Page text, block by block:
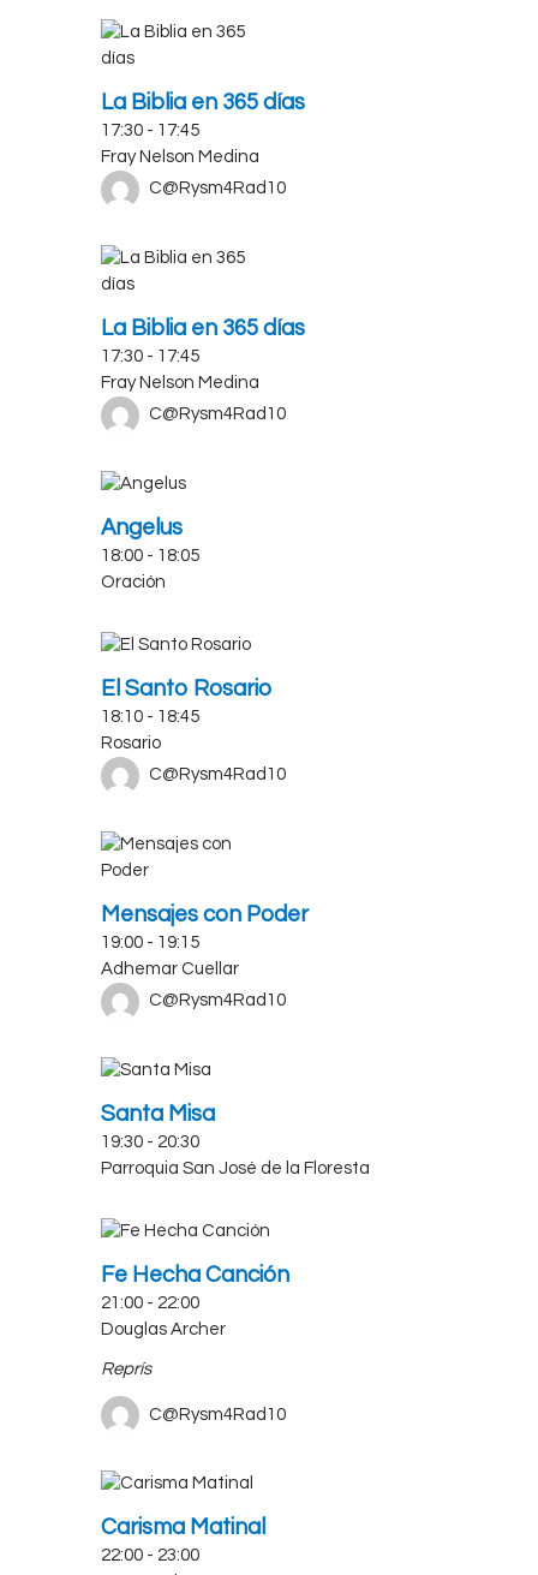
La Biblia en 365 días
17:30 - 17:45
Fray Nelson Medina
C@Rysm4Rad10
La Biblia en 365 días
17:30 - 17:45
Fray Nelson Medina
C@Rysm4Rad10
Angelus
18:00 - 18:05
Oración
El Santo Rosario
18:10 - 18:45
Rosario
C@Rysm4Rad10
Mensajes con Poder
19:00 - 19:15
Adhemar Cuellar
C@Rysm4Rad10
Santa Misa
19:30 - 20:30
Parroquia San José de la Floresta
Fe Hecha Canción
21:00 - 22:00
Douglas Archer
Reprís
C@Rysm4Rad10
Carisma Matinal
22:00 - 23:00